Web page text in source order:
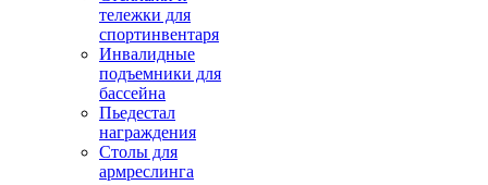
тележки для
спортинвентаря
Инвалидные
подъемники для
бассейна
Пьедестал
награждения
Столы для
армреслинга